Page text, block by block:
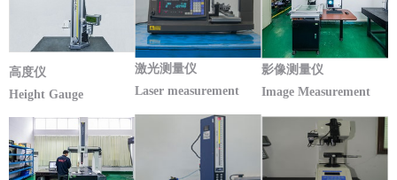
高度仪
Height Gauge
激光测量仪
Laser measurement
影像测量仪
Image Measurement